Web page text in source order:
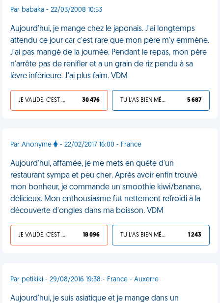
Par babaka - 22/03/2008 10:53
Aujourd'hui, je mange chez le japonais. J'ai longtemps
attendu ce jour car c'est rare que mon père m'y emmène.
J'ai pas mangé de la journée. Pendant le repas, mon père
n'arrête pas de renifler et a un grain de riz pendu à sa
lèvre inférieure. J'ai plus faim. VDM
JE VALIDE, C'EST UNE VDM 30 476 TU L'AS BIEN MÉRITÉ 5 687
Par Anonyme - 22/02/2017 16:00 - France
Aujourd'hui, affamée, je me mets en quête d'un
restaurant sympa et peu cher. Après avoir enfin trouvé
mon bonheur, je commande un smoothie kiwi/banane,
délicieux. Mon enthousiasme fut nettement refroidi à la
découverte d'ongles dans ma boisson. VDM
JE VALIDE, C'EST UNE VDM 18 096 TU L'AS BIEN MÉRITÉ 1 243
Par petikiki - 29/08/2016 19:38 - France - Auxerre
Aujourd'hui, je suis asiatique et je mange dans un